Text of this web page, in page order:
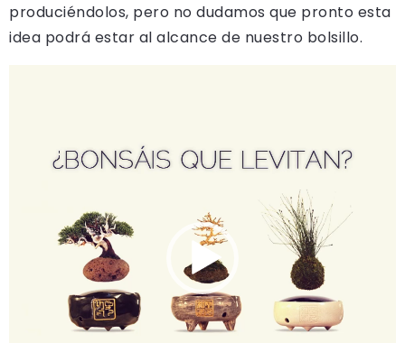
produciéndolos, pero no dudamos que pronto esta
idea podrá estar al alcance de nuestro bolsillo.